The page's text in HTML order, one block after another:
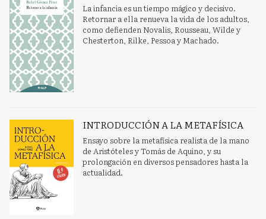
La infancia es un tiempo mágico y decisivo.
Retornar a ella renueva la vida de los adultos,
como defienden Novalis, Rousseau, Wilde y
Chesterton, Rilke, Pessoa y Machado.
INTRODUCCIÓN A LA METAFÍSICA
Ensayo sobre la metafísica realista de la mano
de Aristóteles y Tomás de Aquino, y su
prolongación en diversos pensadores hasta la
actualidad.